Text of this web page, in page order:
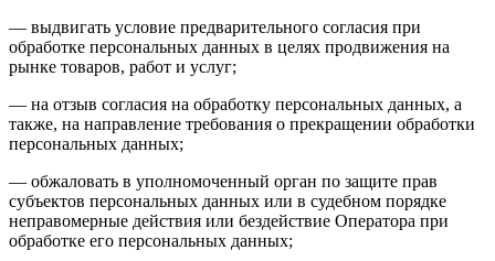
— выдвигать условие предварительного согласия при
обработке персональных данных в целях продвижения на
рынке товаров, работ и услуг;
— на отзыв согласия на обработку персональных данных, а
также, на направление требования о прекращении обработки
персональных данных;
— обжаловать в уполномоченный орган по защите прав
субъектов персональных данных или в судебном порядке
неправомерные действия или бездействие Оператора при
обработке его персональных данных;